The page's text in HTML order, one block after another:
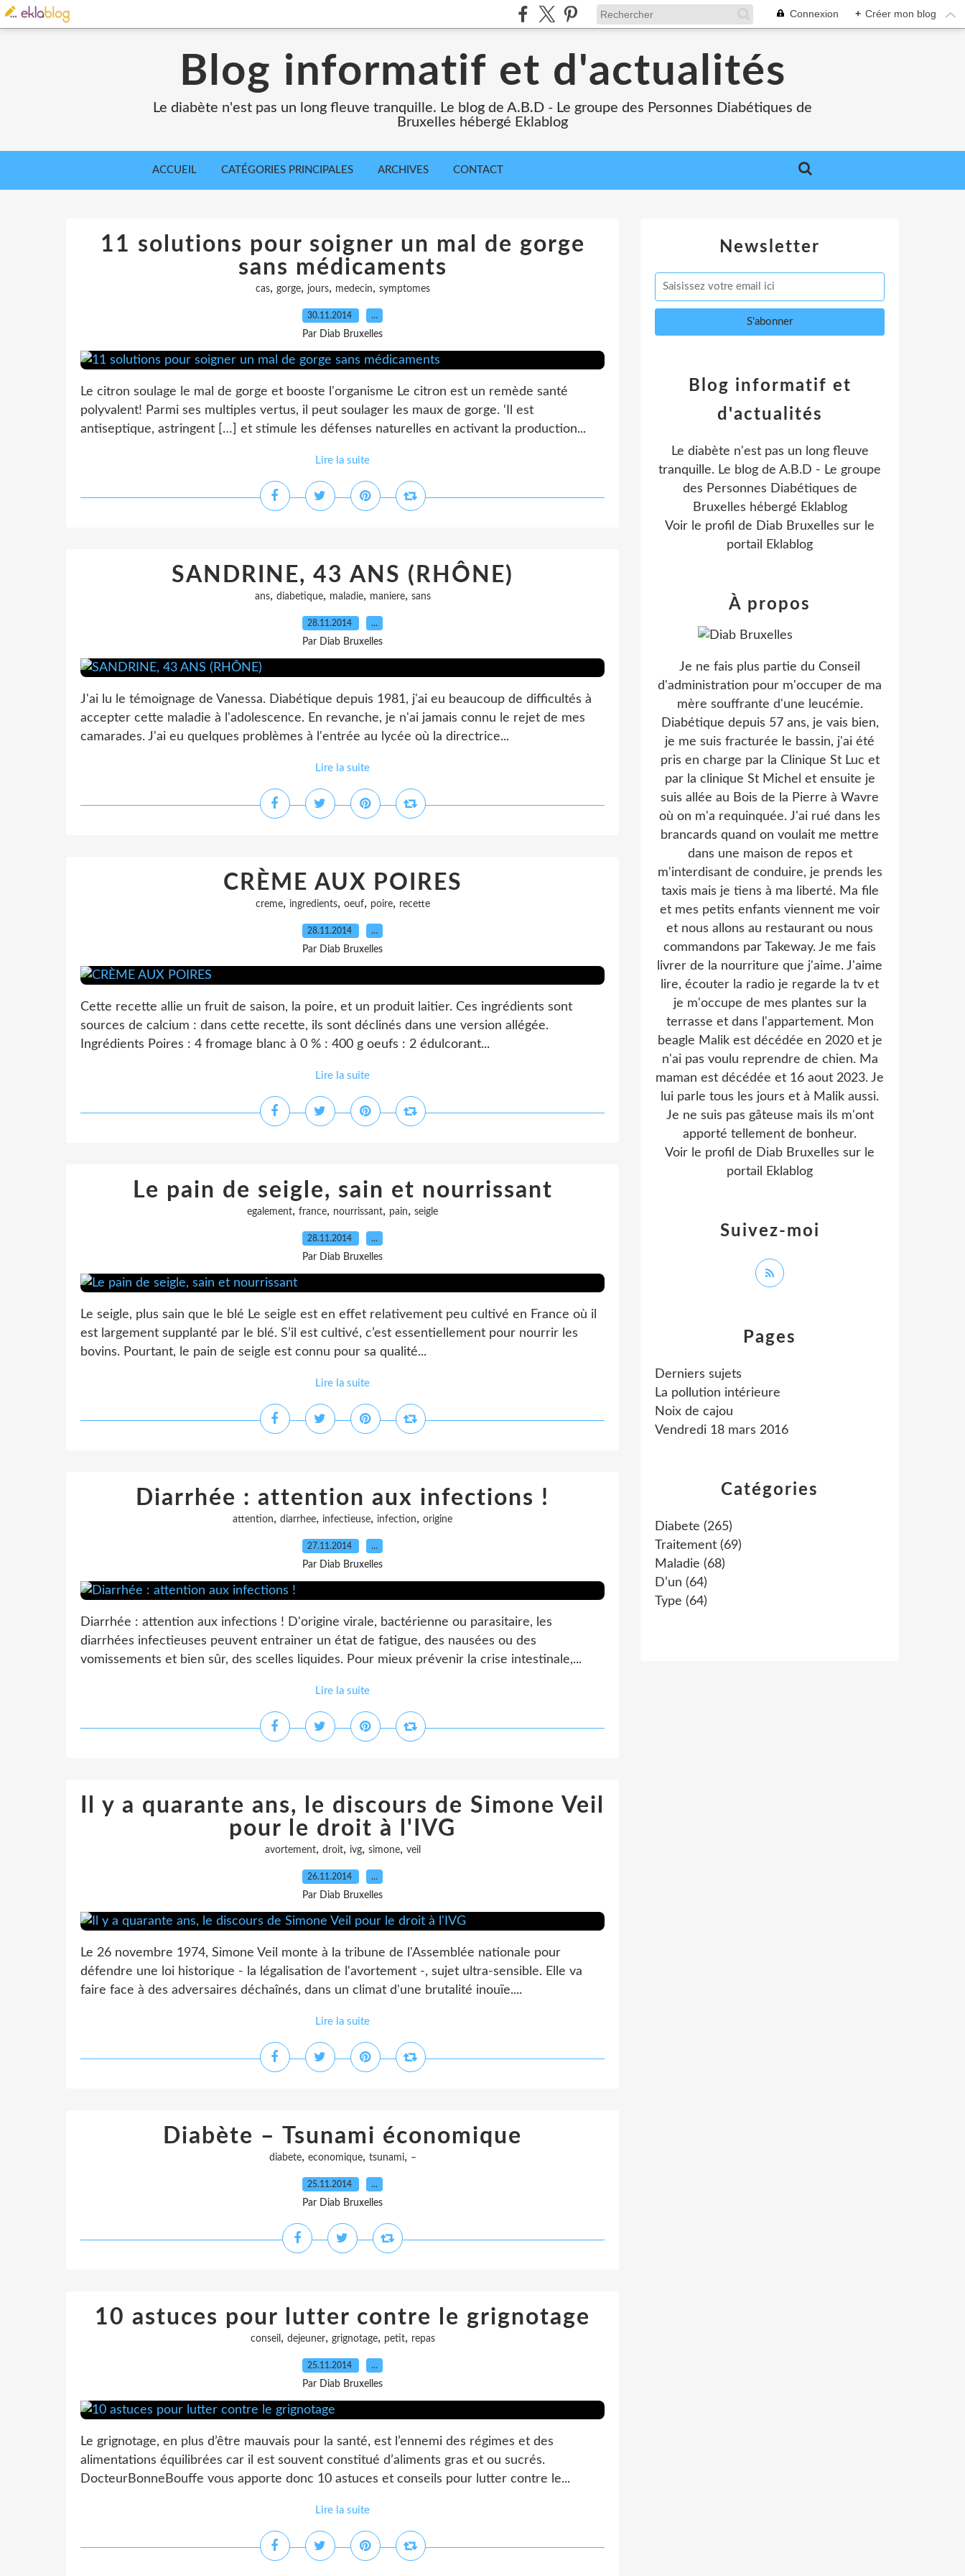
Connexion + Créer mon blog
Blog informatif et d'actualités
Le diabète n'est pas un long fleuve tranquille. Le blog de A.B.D - Le groupe des Personnes Diabétiques de
Bruxelles hébergé Eklablog
ACCUEIL CATÉGORIES PRINCIPALES ARCHIVES CONTACT
11 solutions pour soigner un mal de gorge
sans médicaments
cas, gorge, jours, medecin, symptomes
30.11.2014 …
Par Diab Bruxelles
Le citron soulage le mal de gorge et booste l'organisme Le citron est un remède santé
polyvalent! Parmi ses multiples vertus, il peut soulager les maux de gorge. ‘Il est
antiseptique, astringent […] et stimule les défenses naturelles en activant la production...
Lire la suite
SANDRINE, 43 ANS (RHÔNE)
ans, diabetique, maladie, maniere, sans
28.11.2014 …
Par Diab Bruxelles
J'ai lu le témoignage de Vanessa. Diabétique depuis 1981, j'ai eu beaucoup de difficultés à
accepter cette maladie à l'adolescence. En revanche, je n'ai jamais connu le rejet de mes
camarades. J'ai eu quelques problèmes à l'entrée au lycée où la directrice...
Lire la suite
CRÈME AUX POIRES
creme, ingredients, oeuf, poire, recette
28.11.2014 …
Par Diab Bruxelles
Cette recette allie un fruit de saison, la poire, et un produit laitier. Ces ingrédients sont
sources de calcium : dans cette recette, ils sont déclinés dans une version allégée.
Ingrédients Poires : 4 fromage blanc à 0 % : 400 g oeufs : 2 édulcorant...
Lire la suite
Le pain de seigle, sain et nourrissant
egalement, france, nourrissant, pain, seigle
28.11.2014 …
Par Diab Bruxelles
Le seigle, plus sain que le blé Le seigle est en effet relativement peu cultivé en France où il
est largement supplanté par le blé. S’il est cultivé, c’est essentiellement pour nourrir les
bovins. Pourtant, le pain de seigle est connu pour sa qualité...
Lire la suite
Diarrhée : attention aux infections !
attention, diarrhee, infectieuse, infection, origine
27.11.2014 …
Par Diab Bruxelles
Diarrhée : attention aux infections ! D'origine virale, bactérienne ou parasitaire, les
diarrhées infectieuses peuvent entrainer un état de fatigue, des nausées ou des
vomissements et bien sûr, des scelles liquides. Pour mieux prévenir la crise intestinale,...
Lire la suite
Il y a quarante ans, le discours de Simone Veil
pour le droit à l'IVG
avortement, droit, ivg, simone, veil
26.11.2014 …
Par Diab Bruxelles
Le 26 novembre 1974, Simone Veil monte à la tribune de l'Assemblée nationale pour
défendre une loi historique - la légalisation de l'avortement -, sujet ultra-sensible. Elle va
faire face à des adversaires déchaînés, dans un climat d'une brutalité inouïe....
Lire la suite
Diabète – Tsunami économique
diabete, economique, tsunami, –
25.11.2014 …
Par Diab Bruxelles
10 astuces pour lutter contre le grignotage
conseil, dejeuner, grignotage, petit, repas
25.11.2014 …
Par Diab Bruxelles
Le grignotage, en plus d’être mauvais pour la santé, est l’ennemi des régimes et des
alimentations équilibrées car il est souvent constitué d’aliments gras et ou sucrés.
DocteurBonneBouffe vous apporte donc 10 astuces et conseils pour lutter contre le...
Lire la suite
Newsletter
Catégories
Diabete (265)
Traitement (69)
Maladie (68)
D’un (64)
Type (64)
Pages
Derniers sujets
La pollution intérieure
Noix de cajou
Vendredi 18 mars 2016
Blog informatif et
d'actualités
Le diabète n'est pas un long fleuve
tranquille. Le blog de A.B.D - Le groupe
des Personnes Diabétiques de
Bruxelles hébergé Eklablog
Voir le profil de Diab Bruxelles sur le
portail Eklablog
Suivez-moi
À propos
Je ne fais plus partie du Conseil
d'administration pour m'occuper de ma
mère souffrante d'une leucémie.
Diabétique depuis 57 ans, je vais bien,
je me suis fracturée le bassin, j'ai été
pris en charge par la Clinique St Luc et
par la clinique St Michel et ensuite je
suis allée au Bois de la Pierre à Wavre
où on m'a requinquée. J'ai rué dans les
brancards quand on voulait me mettre
dans une maison de repos et
m'interdisant de conduire, je prends les
taxis mais je tiens à ma liberté. Ma file
et mes petits enfants viennent me voir
et nous allons au restaurant ou nous
commandons par Takeway. Je me fais
livrer de la nourriture que j'aime. J'aime
lire, écouter la radio je regarde la tv et
je m'occupe de mes plantes sur la
terrasse et dans l'appartement. Mon
beagle Malik est décédée en 2020 et je
n'ai pas voulu reprendre de chien. Ma
maman est décédée et 16 aout 2023. Je
lui parle tous les jours et à Malik aussi.
Je ne suis pas gâteuse mais ils m'ont
apporté tellement de bonheur.
Voir le profil de Diab Bruxelles sur le
portail Eklablog